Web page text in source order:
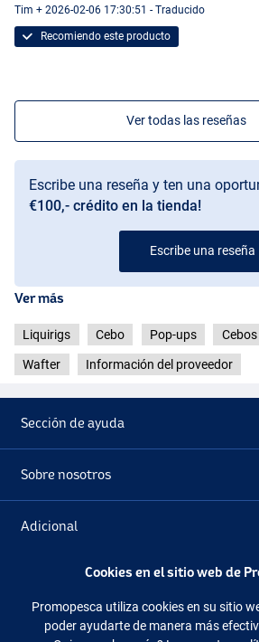
Tim + 2026-02-06 17:30:51 - Traducido
Recomiendo este producto
Ver todas las reseñas
Escribe una reseña y ten una
€100,- crédito en la tienda!
Escribe una reseña
Ver más
Liquirigs Cebo Pop-ups
Wafter Información del proveedor
Sección de ayuda
Sobre nosotros
Adicional
Síguenos Facebook
Cookies en el sitio web de
Promopesca utiliza cookies en su sitio
poder ayudarte de manera más